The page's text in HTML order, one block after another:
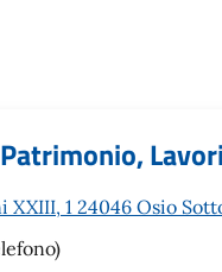
XXIII, 1 24046 Osio